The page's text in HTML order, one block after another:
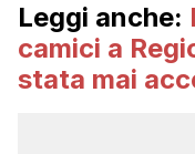
Leggi anche:
camici a
stata mai